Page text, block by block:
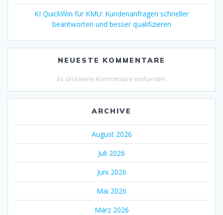
KI QuickWin für KMU: Kundenanfragen schneller
beantworten und besser qualifizieren
NEUESTE KOMMENTARE
Es sind keine Kommentare vorhanden.
ARCHIVE
August 2026
Juli 2026
Juni 2026
Mai 2026
März 2026